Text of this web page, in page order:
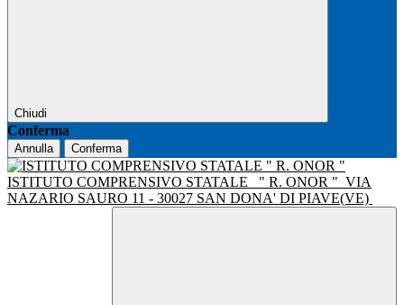
Chiudi
Conferma
Annulla Conferma
ISTITUTO COMPRENSIVO STATALE " R. ONOR " VIA
NAZARIO SAURO 11 - 30027 SAN DONA' DI PIAVE(VE)